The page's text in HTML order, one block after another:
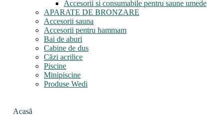
Accesorii si consumabile pentru saune umede
APARATE DE BRONZARE
Accesorii sauna
Accesorii pentru hammam
Bai de aburi
Cabine de dus
Căzi acrilice
Piscine
Minipiscine
Produse Wedi
Acasă